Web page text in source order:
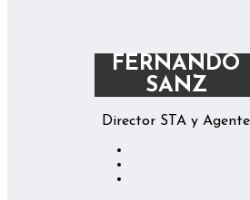
FERNANDO
SANZ
Director STA y Agente